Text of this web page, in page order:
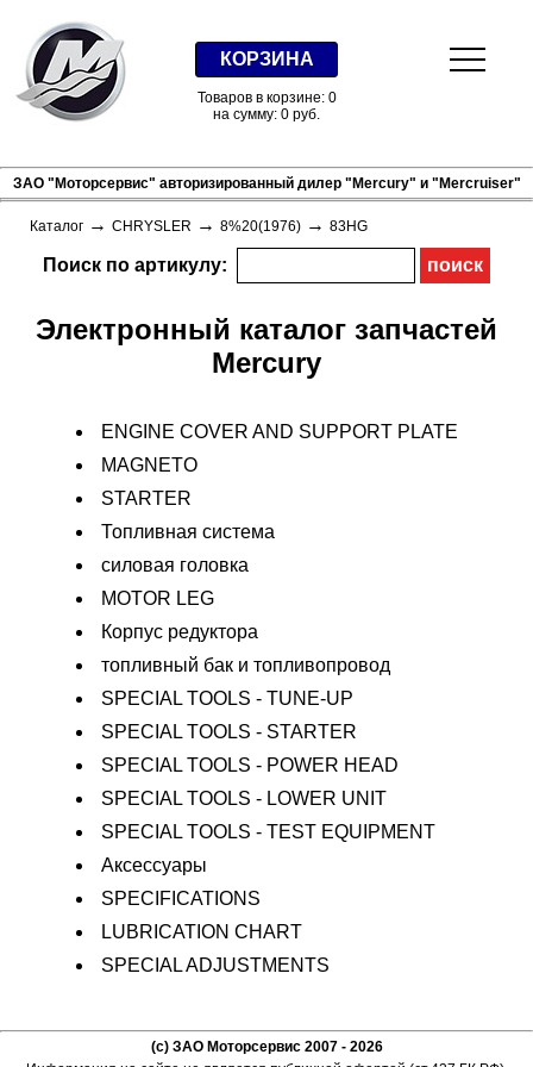
КОРЗИНА
Товаров в корзине: 0
на сумму: 0 руб.
ЗАО "Моторсервис" авторизированный дилер "Mercury" и "Mercruiser"
Каталог → CHRYSLER → 8%20(1976) → 83HG
Поиск по артикулу:
Электронный каталог запчастей
Mercury
ENGINE COVER AND SUPPORT PLATE
MAGNETO
STARTER
Топливная система
силовая головка
MOTOR LEG
Корпус редуктора
топливный бак и топливопровод
SPECIAL TOOLS - TUNE-UP
SPECIAL TOOLS - STARTER
SPECIAL TOOLS - POWER HEAD
SPECIAL TOOLS - LOWER UNIT
SPECIAL TOOLS - TEST EQUIPMENT
Аксессуары
SPECIFICATIONS
LUBRICATION CHART
SPECIAL ADJUSTMENTS
(c) ЗАО Моторсервис 2007 - 2026